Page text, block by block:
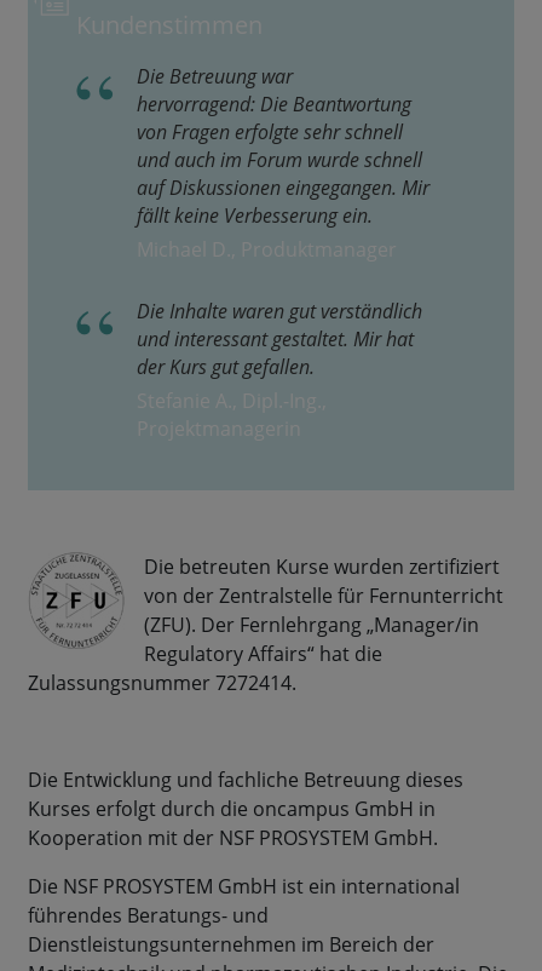
Kundenstimmen
Die Betreuung war
hervorragend: Die Beantwortung
von Fragen erfolgte sehr schnell
und auch im Forum wurde schnell
auf Diskussionen eingegangen. Mir
fällt keine Verbesserung ein.
Michael D., Produktmanager
Die Inhalte waren gut verständlich
und interessant gestaltet. Mir hat
der Kurs gut gefallen.
Stefanie A., Dipl.-Ing.,
Projektmanagerin
Die betreuten Kurse wurden zertifiziert
von der Zentralstelle für Fernunterricht
(ZFU). Der Fernlehrgang „Manager/in
Regulatory Affairs“ hat die
Zulassungsnummer 7272414.
Die Entwicklung und fachliche Betreuung dieses
Kurses erfolgt durch die oncampus GmbH in
Kooperation mit der NSF PROSYSTEM GmbH.
Die NSF PROSYSTEM GmbH ist ein international
führendes Beratungs- und
Dienstleistungsunternehmen im Bereich der